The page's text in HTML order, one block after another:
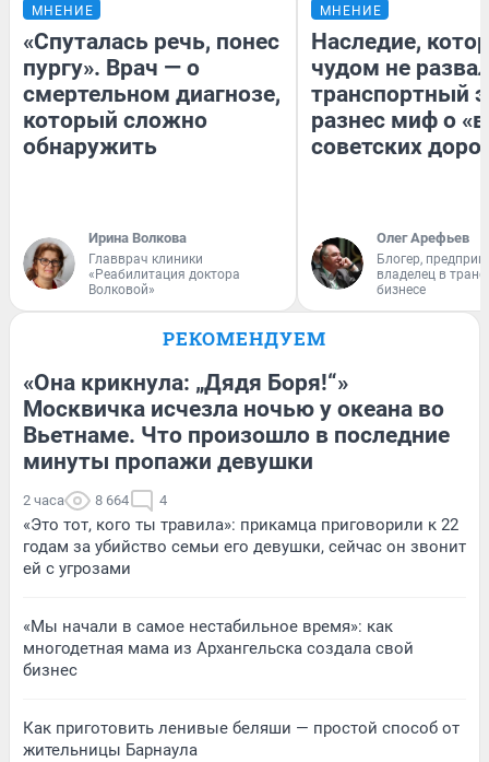
МНЕНИЕ
«Спуталась речь, понес
пургу». Врач — о
смертельном диагнозе,
который сложно
обнаружить
Ирина Волкова
Главврач клиники
«Реабилитация доктора
Волковой»
МНЕНИЕ
Наследие,
чудом не
транспортный
разнес миф о
советских
Олег Арефьев
Блогер,
владелец в
бизнесе
РЕКОМЕНДУЕМ
«Она крикнула: „Дядя Боря!“»
Москвичка исчезла ночью у океана во
Вьетнаме. Что произошло в последние
минуты пропажи девушки
2 часа 8 664 4
«Это тот, кого ты травила»: прикамца приговорили к 22
годам за убийство семьи его девушки, сейчас он звонит
ей с угрозами
«Мы начали в самое нестабильное время»: как
многодетная мама из Архангельска создала свой
бизнес
Как приготовить ленивые беляши — простой способ от
жительницы Барнаула